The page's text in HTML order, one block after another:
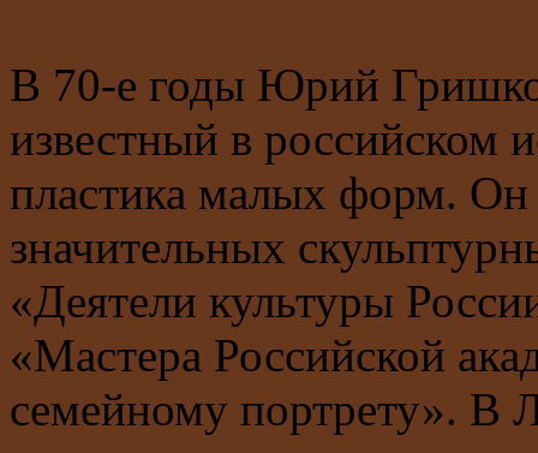
В 70-е годы Юрий
известный в российском
пластика малых форм. Он
значительных
«Деятели культуры
«Мастера Российской
семейному портрету». В